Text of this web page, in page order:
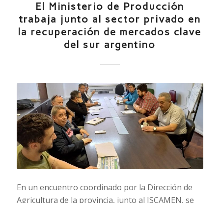
El Ministerio de Producción
trabaja junto al sector privado en
la recuperación de mercados clave
del sur argentino
En un encuentro coordinado por la Dirección de
Agricultura de la provincia, junto al ISCAMEN, se